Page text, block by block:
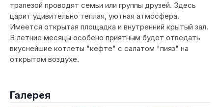
трапезой проводят семьи или группы друзей. Здесь
царит удивительно теплая, уютная атмосфера.
Имеется открытая площадка и внутренний крытый зал.
В летние месяцы особено приятным будет отведать
вкуснейшие котлеты "кёфте" с салатом "пияз" на
открытом воздухе.
Галерея